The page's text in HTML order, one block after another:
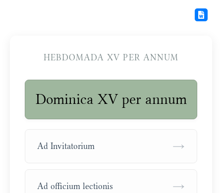
HEBDOMADA XV PER ANNUM
Dominica XV per annum
Ad Invitatorium →
Ad officium lectionis →